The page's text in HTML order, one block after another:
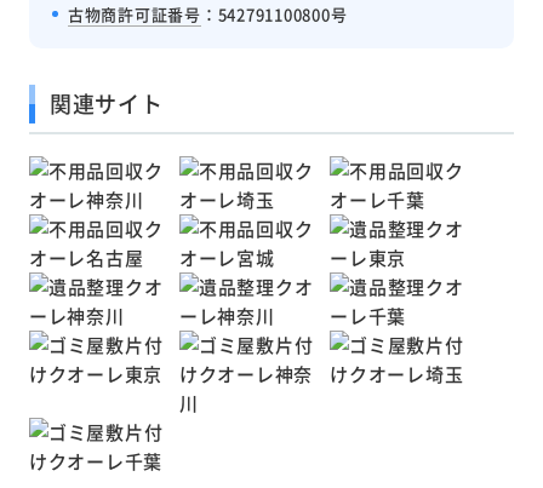
古物商許可証番号 ：542791100800号
関連サイト